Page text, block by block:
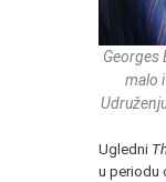
Georges
malo
Ugledni
u periodu